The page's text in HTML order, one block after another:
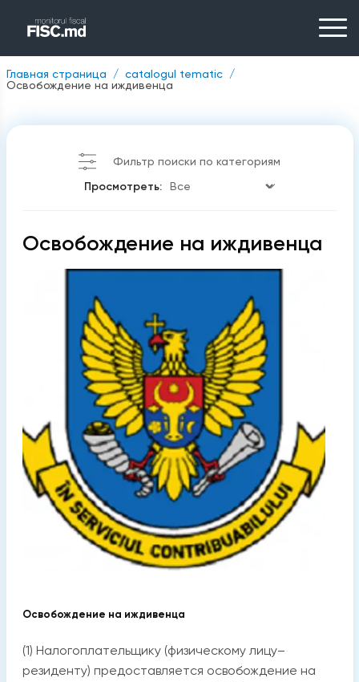
Главная страница
catalogul tematic
Освобождение на иждивенца
Фильтр поиски по категориям
Просмотреть:
Освобождение на иждивенца
Освобождение на иждивенца
(1) Налогоплательщику (физическому лицу–
резиденту) предоставляется освобождение на